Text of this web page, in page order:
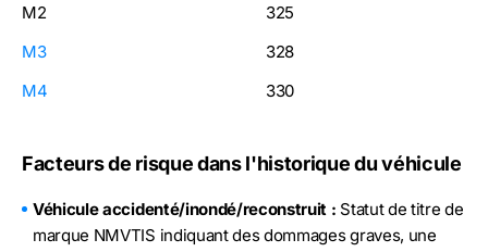
M2
M3
M4
325
328
330
Facteurs de risque dans l'historique du véhicule
Véhicule accidenté/inondé/reconstruit : Statut de titre de
marque NMVTIS indiquant des dommages graves, une